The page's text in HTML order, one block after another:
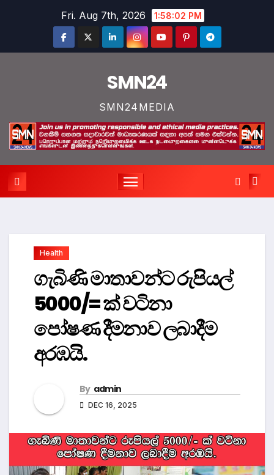
Fri. Aug 7th, 2026 1:58:02 PM
SMN24
SMN24MEDIA
Health
ගැබිණි මාතාවන්ට රුපියල්
5000/= ක් වටිනා
පෝෂණ දීමනාව ලබාදීම
අරඹයි.
By admin
DEC 16, 2025